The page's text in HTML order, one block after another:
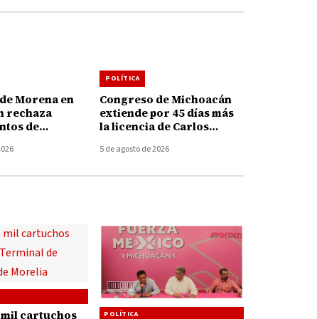
Morena en
rechaza
de
asesinato
POLÍTICA
Congreso de Michoacán
extiende por 45 días más
la licencia de Carlos
FGE
5 de agosto de 2026
cartuchos POLÍTICA